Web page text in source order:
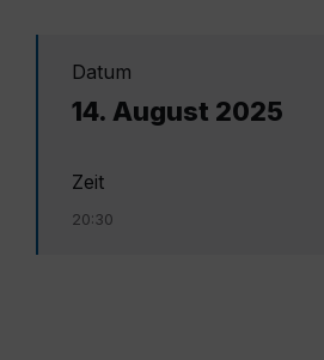
Datum
14. August 2025
Zeit
20:30